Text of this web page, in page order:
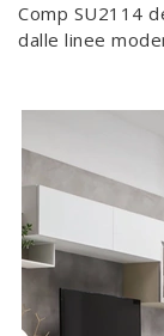
Comp SU2114
dalle linee